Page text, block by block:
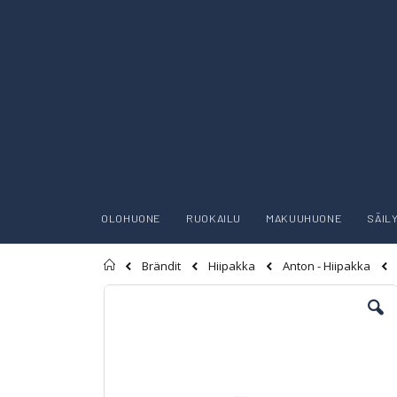
OLOHUONE RUOKAILU MAKUUHUONE
Etusivu
Brändit Hiipakka Anton - Hiipakka
Skip